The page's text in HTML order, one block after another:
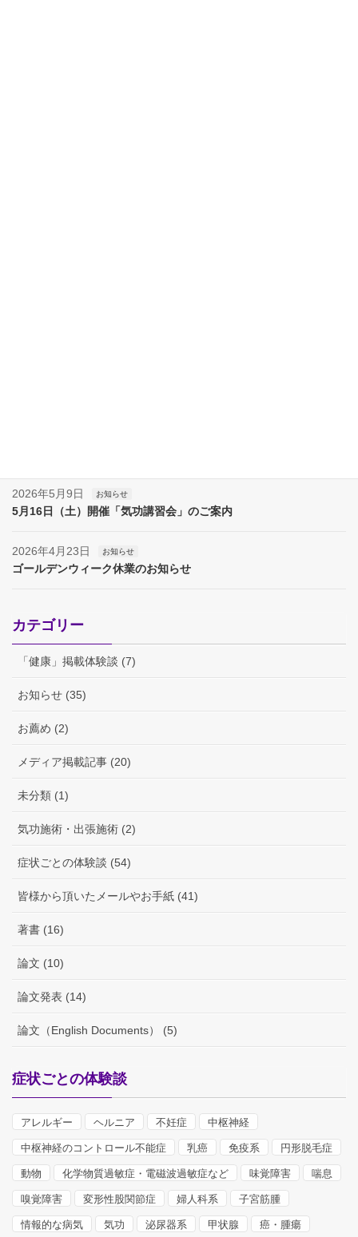
2026年5月9日 お知らせ
5月16日（土）開催「気功講習会」のご案内
2026年4月23日 お知らせ
ゴールデンウィーク休業のお知らせ
カテゴリー
「健康」掲載体験談 (7)
お知らせ (35)
お薦め (2)
メディア掲載記事 (20)
未分類 (1)
気功施術・出張施術 (2)
症状ごとの体験談 (54)
皆様から頂いたメールやお手紙 (41)
著書 (16)
論文 (10)
論文発表 (14)
論文（English Documents） (5)
症状ごとの体験談
アレルギー ヘルニア 不妊症 中枢神経
中枢神経のコントロール不能症 乳癌 免疫系 円形脱毛症
動物 化学物質過敏症・電磁波過敏症など 味覚障害 喘息
嗅覚障害 変形性股関節症 婦人科系 子宮筋腫
情報的な病気 気功 泌尿器系 甲状腺 癌・腫瘍